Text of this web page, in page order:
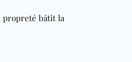
propreté bâtit la